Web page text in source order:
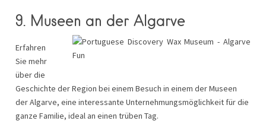
9. Museen an der Algarve
Erfahren
Sie mehr
über die
Geschichte der Region bei einem Besuch in einem der Museen
der Algarve, eine interessante Unternehmungsmöglichkeit für die
ganze Familie, ideal an einen trüben Tag.